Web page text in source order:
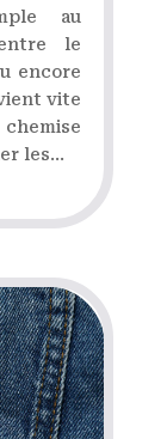
au
le
encore
vite
chemise
les...